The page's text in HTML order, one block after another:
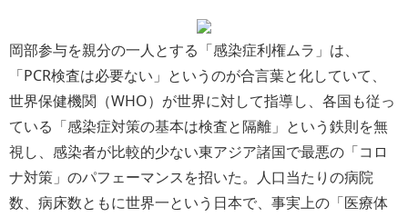
岡部参与を親分の一人とする「感染症利権ムラ」は、
「PCR検査は必要ない」というのが合言葉と化していて、
世界保健機関（WHO）が世界に対して指導し、各国も従っ
ている「感染症対策の基本は検査と隔離」という鉄則を無
視し、感染者が比較的少ない東アジア諸国で最悪の「コロ
ナ対策」のパフェーマンスを招いた。人口当たりの病院
数、病床数ともに世界一という日本で、事実上の「医療体